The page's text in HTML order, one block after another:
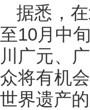
据悉，
至10月中
川广元、
众将有机
世界遗产